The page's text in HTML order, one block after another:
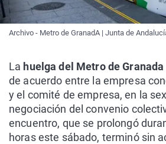
Archivo - Metro de GranadA | Junta de
La huelga del Metro de Granada
de acuerdo entre la empresa
y el comité de empresa, en la
negociación del convenio
encuentro, que se prolongó
horas este sábado, terminó sin